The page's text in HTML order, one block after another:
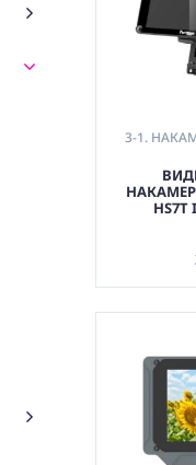
3-1.
НАКАМЕРНЫЙ 7"
HS7T